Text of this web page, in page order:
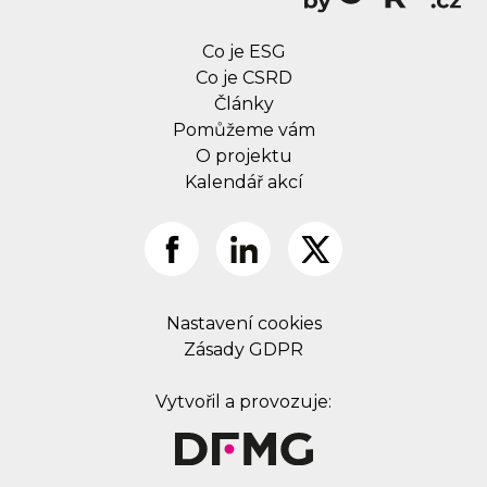
Co je ESG
Co je CSRD
Články
Pomůžeme vám
O projektu
Kalendář akcí
Nastavení cookies
Zásady GDPR
Vytvořil a provozuje: